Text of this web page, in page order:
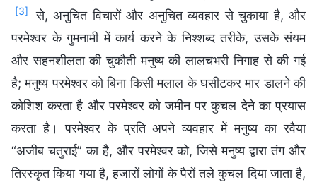
[3]
से, अनुचित विचारों और अनुचित व्यवहार से चुकाया है, और
परमेश्वर के गुमनामी में कार्य करने के निश्शब्द तरीके, उसके संयम
और सहनशीलता की चुकौती मनुष्य की लालचभरी निगाह से की गई
है; मनुष्य परमेश्वर को बिना किसी मलाल के घसीटकर मार डालने की
कोशिश करता है और परमेश्वर को जमीन पर कुचल देने का प्रयास
करता है। परमेश्वर के प्रति अपने व्यवहार में मनुष्य का रवैया
“अजीब चतुराई” का है, और परमेश्वर को, जिसे मनुष्य द्वारा तंग और
तिरस्कृत किया गया है, हजारों लोगों के पैरों तले कुचल दिया जाता है,